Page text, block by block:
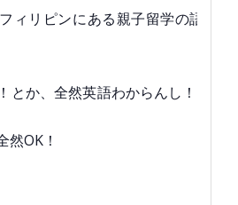
ィリピンにある親子留学の語学学
とか、全然英語わからんし！とか
然OK！